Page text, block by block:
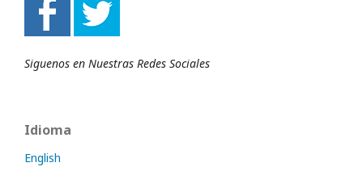
Siguenos en Nuestras Redes Sociales
Idioma
English